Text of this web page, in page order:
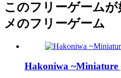
このフリーゲーム
メのフリーゲーム
Hakoniwa ~Miniature